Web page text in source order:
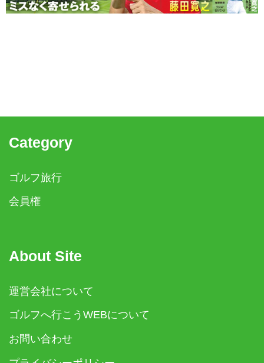
Category
ゴルフ旅行
会員権
About Site
運営会社について
ゴルフへ行こうWEBについて
お問い合わせ